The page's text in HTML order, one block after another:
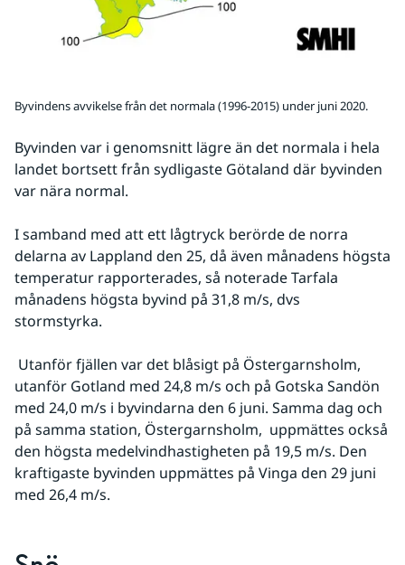
Byvindens avvikelse från det normala (1996-2015) under juni 2020.
Byvinden var i genomsnitt lägre än det normala i hela
landet bortsett från sydligaste Götaland där byvinden
var nära normal.
I samband med att ett lågtryck berörde de norra
delarna av Lappland den 25, då även månadens högsta
temperatur rapporterades, så noterade Tarfala
månadens högsta byvind på 31,8 m/s, dvs
stormstyrka.
utanför Gotland med 24,8 m/s och på Gotska Sandön
med 24,0 m/s i byvindarna den 6 juni. Samma dag och
på samma station, Östergarnsholm,  uppmättes också
den högsta medelvindhastigheten på 19,5 m/s. Den
kraftigaste byvinden uppmättes på Vinga den 29 juni
med 26,4 m/s.